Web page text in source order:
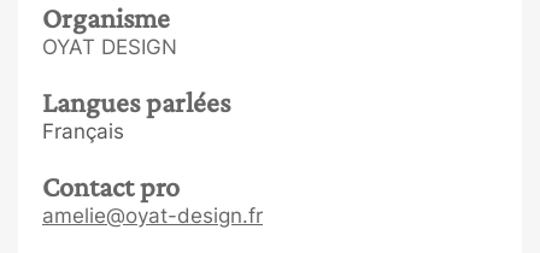
Organisme
OYAT DESIGN
Langues parlées
Français
Contact pro
amelie@oyat-design.fr